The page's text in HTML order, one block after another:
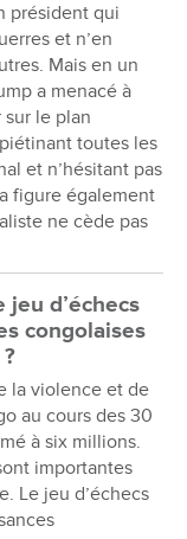
président qui
et n’en
Mais en un
a menacé à
le plan
toutes les
et n’hésitant pas
figure également
ne cède pas
d’échecs
congolaises
la violence et de
au cours des 30
à six millions.
importantes
Le jeu d’échecs